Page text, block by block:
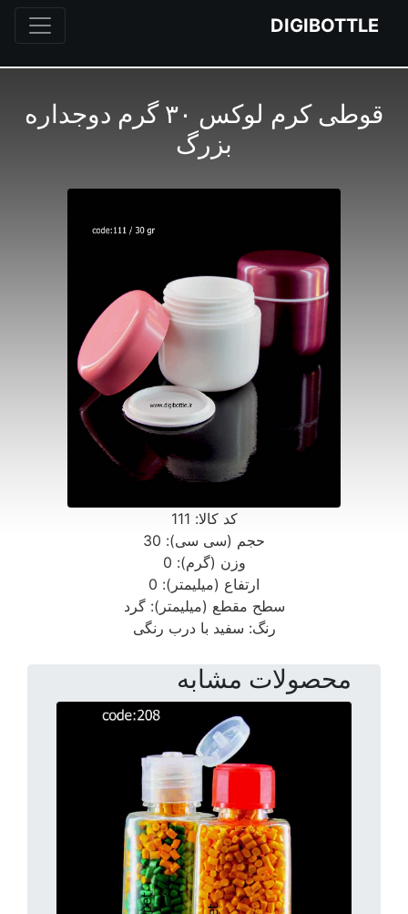
DIGIBOTTLE
قوطی کرم لوکس ۳۰ گرم دوجداره
بزرگ
کد کالا: 111
حجم (سی سی): 30
وزن (گرم): 0
ارتفاع (میلیمتر): 0
سطح مقطع (میلیمتر):گرد
رنگ: سفید با درب رنگی
محصولات مشابه